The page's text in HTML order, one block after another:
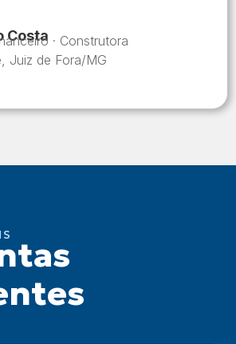
Costa· Construtora
Juiz de Fora/MG